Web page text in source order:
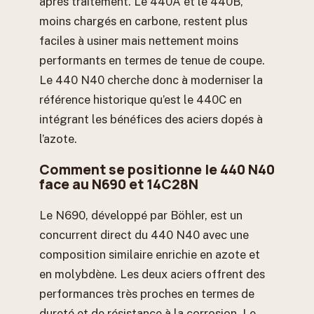
moins chargés en carbone, restent plus
faciles à usiner mais nettement moins
performants en termes de tenue de coupe.
Le 440 N40 cherche donc à moderniser la
référence historique qu’est le 440C en
intégrant les bénéfices des aciers dopés à
l’azote.
Comment se positionne le 440 N40
face au N690 et 14C28N
Le N690, développé par Böhler, est un
concurrent direct du 440 N40 avec une
composition similaire enrichie en azote et
en molybdène. Les deux aciers offrent des
performances très proches en termes de